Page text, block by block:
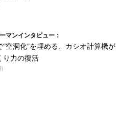
マンインタビュー：
“空洞化”を埋める、カシオ計算機が
り力の復活
)